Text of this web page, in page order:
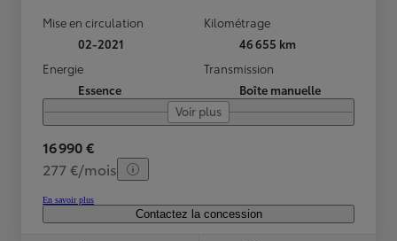
Mise en circulation
02-2021
Kilométrage
46 655 km
Energie
Essence
Transmission
Boîte manuelle
Voir plus
16 990 €
277 €/mois
En savoir plus
Contactez la concession